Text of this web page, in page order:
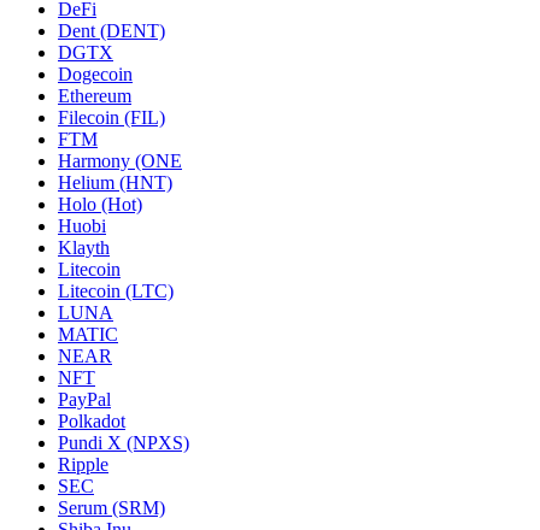
DeFi
Dent (DENT)
DGTX
Dogecoin
Ethereum
Filecoin (FIL)
FTM
Harmony (ONE
Helium (HNT)
Holo (Hot)
Huobi
Klayth
Litecoin
Litecoin (LTC)
LUNA
MATIC
NEAR
NFT
PayPal
Polkadot
Pundi X (NPXS)
Ripple
SEC
Serum (SRM)